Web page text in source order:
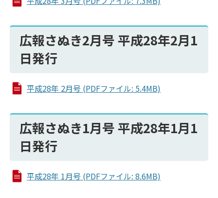
広報さぬき2月号 平成28年2月1
日発行
平成28年 2月号 (PDFファイル: 5.4MB)
広報さぬき1月号 平成28年1月1
日発行
平成28年 1月号 (PDFファイル: 8.6MB)